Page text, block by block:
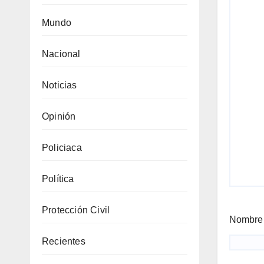
Mundo
Nacional
Noticias
Opinión
Policiaca
Política
Protección Civil
Recientes